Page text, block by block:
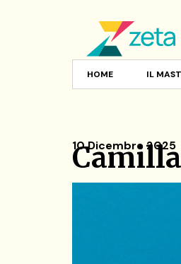
HOME IL
10 Dicembre 2025